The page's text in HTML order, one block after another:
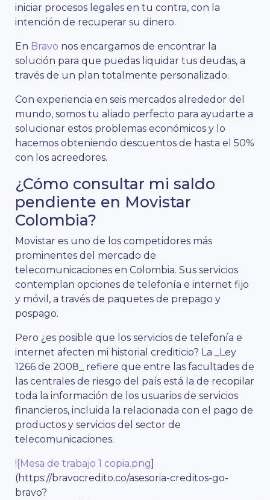
iniciar procesos legales en tu contra, con la
intención de recuperar su dinero.
En Bravo nos encargamos de encontrar la
solución para que puedas liquidar tus deudas, a
través de un plan totalmente personalizado.
Con experiencia en seis mercados alrededor del
mundo, somos tu aliado perfecto para ayudarte a
solucionar estos problemas económicos y lo
hacemos obteniendo descuentos de hasta el 50%
con los acreedores.
¿Cómo consultar mi saldo
pendiente en Movistar
Colombia?
Movistar es uno de los competidores más
prominentes del mercado de
telecomunicaciones en Colombia. Sus servicios
contemplan opciones de telefonía e internet fijo
y móvil, a través de paquetes de prepago y
pospago.
Pero ¿es posible que los servicios de telefonía e
internet afecten mi historial crediticio? La _Ley
1266 de 2008_ refiere que entre las facultades de
las centrales de riesgo del país está la de recopilar
toda la información de los usuarios de servicios
financieros, incluida la relacionada con el pago de
productos y servicios del sector de
telecomunicaciones.
![Mesa de trabajo 1 copia.png
(https://bravocredito.co/asesoria-creditos-go-
bravo?